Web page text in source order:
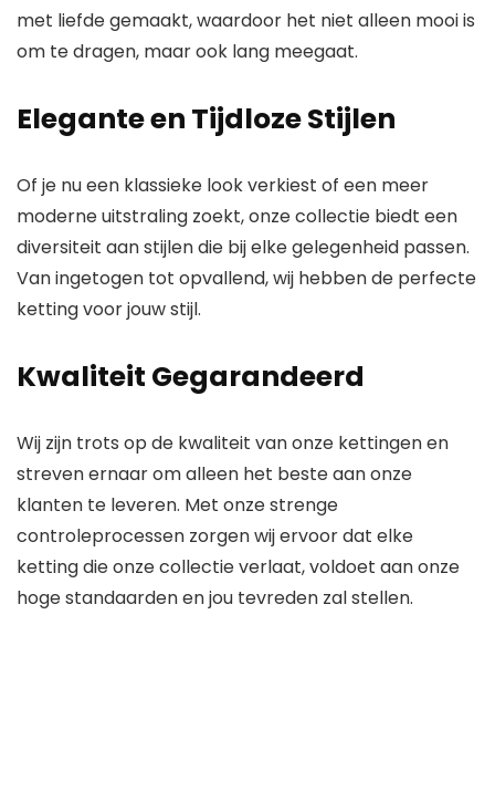
met liefde gemaakt, waardoor het niet alleen mooi is
om te dragen, maar ook lang meegaat.
Elegante en Tijdloze Stijlen
Of je nu een klassieke look verkiest of een meer
moderne uitstraling zoekt, onze collectie biedt een
diversiteit aan stijlen die bij elke gelegenheid passen.
Van ingetogen tot opvallend, wij hebben de perfecte
ketting voor jouw stijl.
Kwaliteit Gegarandeerd
Wij zijn trots op de kwaliteit van onze kettingen en
streven ernaar om alleen het beste aan onze
klanten te leveren. Met onze strenge
controleprocessen zorgen wij ervoor dat elke
ketting die onze collectie verlaat, voldoet aan onze
hoge standaarden en jou tevreden zal stellen.